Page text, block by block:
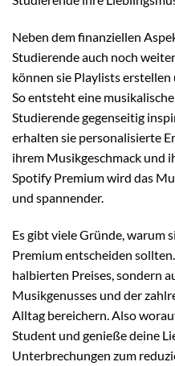
Neben dem finanziellen
Studierende auch noch
können sie Playlists
So entsteht eine
Studierende gegenseitig
erhalten sie personalisierte
ihrem Musikgeschmack und
Spotify Premium wird das
und spannender.
Es gibt viele Gründe, warum
Premium entscheiden
halbierten Preises, sondern
Musikgenusses und der
Alltag bereichern. Also
Student und genieße deine
Unterbrechungen zum